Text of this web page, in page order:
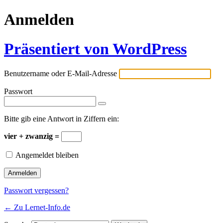
Anmelden
Präsentiert von WordPress
Benutzername oder E-Mail-Adresse
Passwort
Bitte gib eine Antwort in Ziffern ein:
vier + zwanzig =
Angemeldet bleiben
Passwort vergessen?
← Zu Lernet-Info.de